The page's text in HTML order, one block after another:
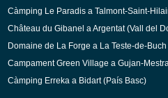
Càmping Le Paradis a Talmont-Saint-
Château du Gibanel a Argentat (Vall del
Domaine de La Forge a La Teste-de-
Campament Green Village a Gujan-
Càmping Erreka a Bidart (País Basc)